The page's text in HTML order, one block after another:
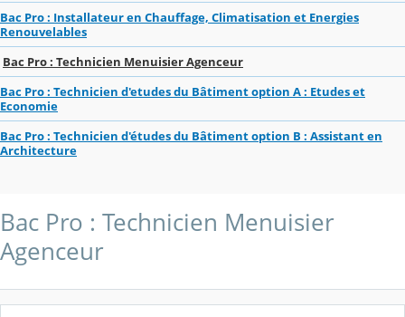
Bac Pro : Installateur en Chauffage, Climatisation et Energies
Renouvelables
Bac Pro : Technicien Menuisier Agenceur
Bac Pro : Technicien d'etudes du Bâtiment option A : Etudes et
Economie
Bac Pro : Technicien d'études du Bâtiment option B : Assistant en
Architecture
Bac Pro : Technicien Menuisier
Agenceur